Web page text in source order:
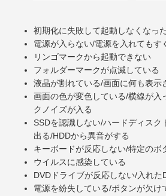
初期化に失敗して起動しなくなった
電源が入らない/電源を入れてもす
リンゴマークから起動できない
フォルダーマークが点滅している
液晶が割れている/画面に何も表示
画面の色が変色している/横線が入
クノイズが入る
SSDを認識しない/ハードディスク
出る/HDDから異音がする
キーボードが反応しない/特定のボ
ウイルスに感染している
DVDドライブが反応しない/入れた
電源を紛失している/ボタンが欠け